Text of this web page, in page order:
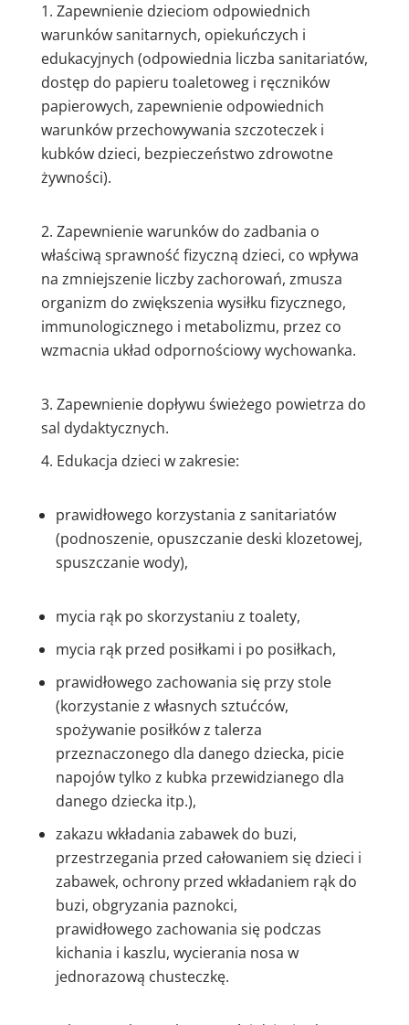
Zapewnienie dzieciom odpowiednich
warunków sanitarnych, opiekuńczych i
edukacyjnych (odpowiednia liczba sanitariatów,
dostęp do papieru toaletoweg i ręczników
papierowych, zapewnienie odpowiednich
warunków przechowywania szczoteczek i
kubków dzieci, bezpieczeństwo zdrowotne
żywności).
Zapewnienie warunków do zadbania o
właściwą sprawność fizyczną dzieci, co wpływa
na zmniejszenie liczby zachorowań, zmusza
organizm do zwiększenia wysiłku fizycznego,
immunologicznego i metabolizmu, przez co
wzmacnia układ odpornościowy wychowanka.
Zapewnienie dopływu świeżego powietrza do
sal dydaktycznych.
Edukacja dzieci w zakresie:
prawidłowego korzystania z sanitariatów
(podnoszenie, opuszczanie deski klozetowej,
spuszczanie wody),
mycia rąk po skorzystaniu z toalety,
mycia rąk przed posiłkami i po posiłkach,
prawidłowego zachowania się przy stole
(korzystanie z własnych sztućców,
spożywanie posiłków z talerza
przeznaczonego dla danego dziecka, picie
napojów tylko z kubka przewidzianego dla
danego dziecka itp.),
zakazu wkładania zabawek do buzi,
przestrzegania przed całowaniem się dzieci i
zabawek, ochrony przed wkładaniem rąk do
buzi, obgryzania paznokci,
prawidłowego zachowania się podczas
kichania i kaszlu, wycierania nosa w
jednorazową chusteczkę.